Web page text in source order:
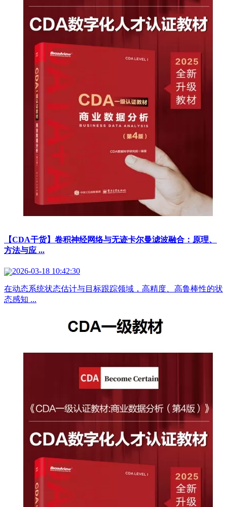
【CDA干货】卷积神经网络与无迹卡尔曼滤波融合：原理、
方法与应 ...
2026-03-18 10:42:30
在动态系统状态估计与目标跟踪领域，高精度、高鲁棒性的状
态感知 ...